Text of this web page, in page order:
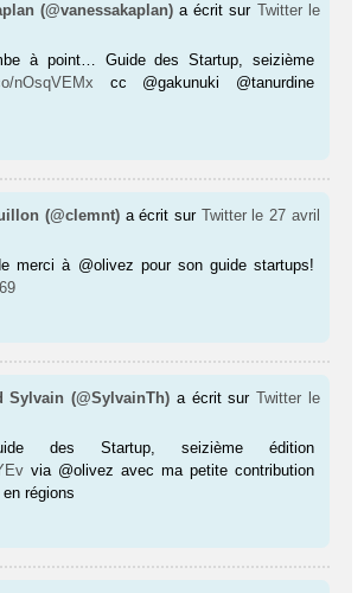
(@vanessakaplan) a écrit sur Twitter le
à point… Guide des Startup, seizième
nOsqVEMx cc @gakunuki @tanurdine
(@clemnt) a écrit sur Twitter le 27 avril
merci à @olivez pour son guide startups!
Sylvain (@SylvainTh) a écrit surTwitter le
des Startup, seizième édition
via @olivez avec ma petite contribution
régions